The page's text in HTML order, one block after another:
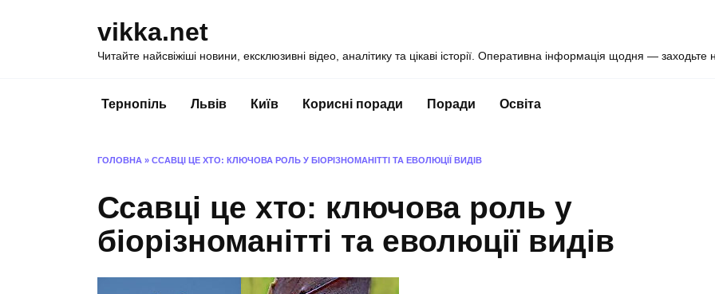
vikka.net
Читайте найсвіжіші новини, ексклюзивні відео, аналітику та цікаві історії. Оперативна інформація щодня —
Тернопіль Львів Київ Корисні поради Поради Освіта
ГОЛОВНА » ССАВЦІ ЦЕ ХТО: КЛЮЧОВА РОЛЬ У БІОРІЗНОМАНІТТІ ТА ЕВОЛЮЦІЇ ВИДІВ
Ссавці це хто: ключова роль у
біорізноманітті та еволюції видів